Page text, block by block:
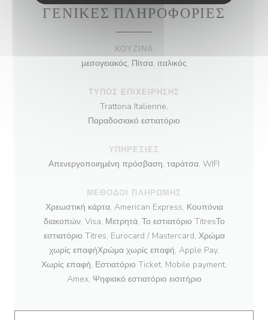
ΓΕΝΙΚΈΣ ΠΛΗΡΟΦΟΡΊΕΣ
ΚΟΥΖΊΝΑ
μεσογειακός, Πίτσα, ιταλικός
ΤΎΠΟΣ ΕΠΙΧΕΊΡΗΣΗΣ
Trattoria Italienne,
Παραδοσιακό εστιατόριο
ΥΠΗΡΕΣΊΕΣ
Απενεργοποιημένη πρόσβαση, ταράτσα, WIFI
ΜΈΘΟΔΟΙ ΠΛΗΡΩΜΉΣ
Χρεωστική κάρτα, American Express, Κουπόνια
διακοπών, Visa, Μετρητά, Το εστιατόριο TitresΤο
εστιατόριο Titres, Eurocard / Mastercard, Χρώμα
χωρίς επαφήΧρώμα χωρίς επαφή, Apple Pay,
Χωρίς επαφή, Εστιατόριο Ticket, Mobile payment,
Amex, Ψηφιακό εστιατόριο εισιτήριο